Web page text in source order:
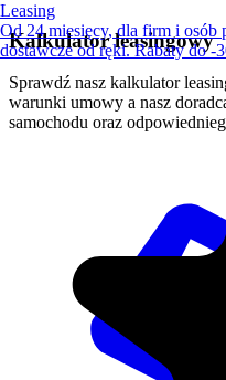
Kalkulator leasingowy
Sprawdź nasz kalkulator
warunki umowy a nasz
samochodu oraz
Leasing
Od 24 miesięcy, dla firm i
dostawcze od ręki. Rabaty do -